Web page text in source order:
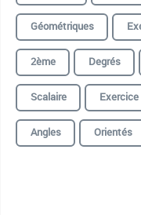
Géométriques
2ème
Degrés
Scalaire
Exercice
Angles
Orientés